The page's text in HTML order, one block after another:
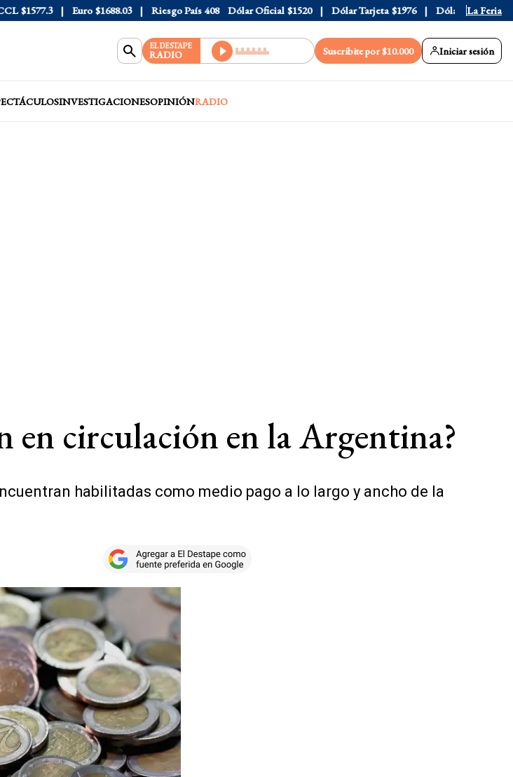
Euro $1688.03 Riesgo País 408 Dólar Oficial $1520 Dólar Tarjeta $1976 Dólar Blue $1530
La Feria
EL DESTAPE
RADIO Suscribite por $10.000 Iniciar sesión
INVESTIGACIONESOPINIÓNRADIO
en circulación en la Argentina?
habilitadas como medio pago a lo largo y ancho de la